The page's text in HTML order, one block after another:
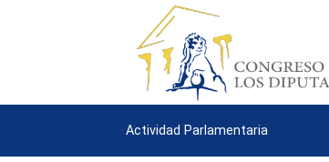
Actividad Parlamentaria